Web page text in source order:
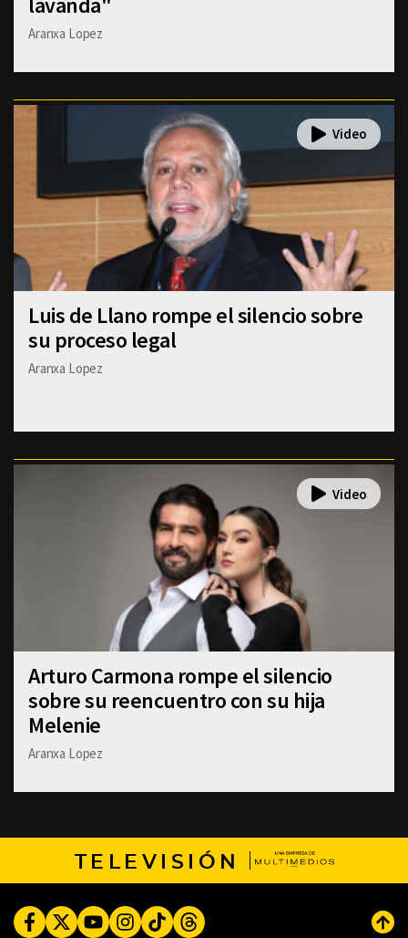
Aranxa Lopez
Luis de Llano rompe el silencio sobre
su proceso legal
Aranxa Lopez
Arturo Carmona rompe el silencio
sobre su reencuentro con su hija
Melenie
Aranxa Lopez
TELEVISIÓN
FacebookTwitterYoutubeInstagram
TikTokThreads